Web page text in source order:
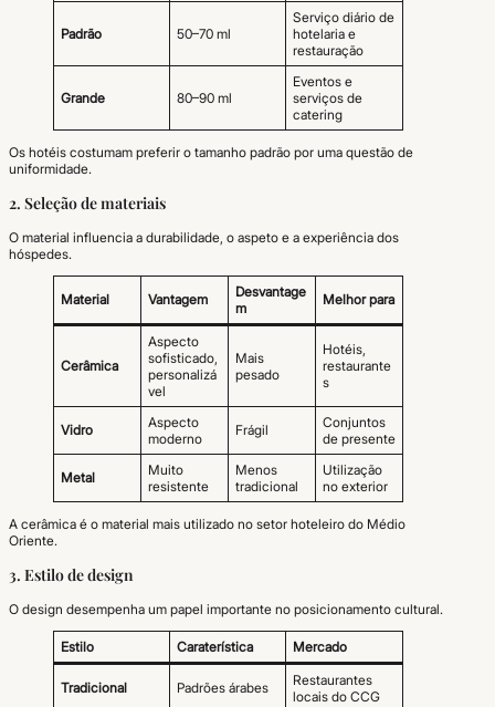
Padrão 50–70 ml
Serviço diário de
hotelaria e
restauração
Grande 80–90 ml
Eventos e
serviços de
catering
Os hotéis costumam preferir o tamanho padrão por uma questão de
uniformidade.
2. Seleção de materiais
O material influencia a durabilidade, o aspeto e a experiência dos
hóspedes.
Material Vantagem
Desvantage
m
Melhor para
Cerâmica
Aspecto
sofisticado,
personalizá
vel
Mais
pesado
Hotéis,
restaurante
s
Vidro
Aspecto
moderno
Frágil
Conjuntos
de presente
Metal
Muito
resistente
Menos
tradicional
Utilização
no exterior
A cerâmica é o material mais utilizado no setor hoteleiro do Médio
Oriente.
3. Estilo de design
O design desempenha um papel importante no posicionamento cultural.
Estilo Caraterística Mercado
Tradicional Padrões árabes
Restaurantes
locais do CCG